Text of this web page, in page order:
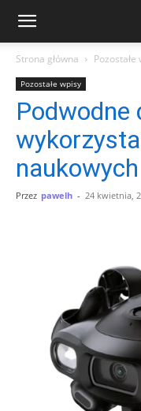
Strona główna Pozostałe
Pozostałe wpisy
Podwodne
naukowych
Przez pawelh - 24 kwietnia,